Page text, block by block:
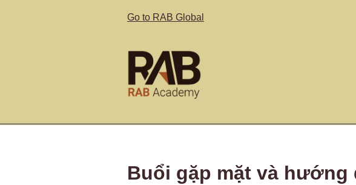
Go to RAB Global
Buổi gặp mặt và